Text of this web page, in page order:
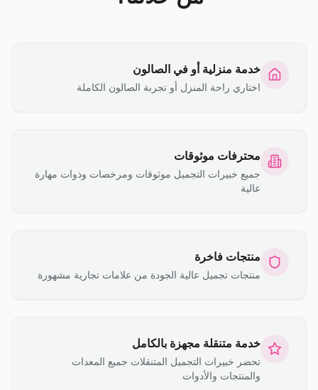
خدمة منزلية أو في الصالون
اختاري راحة المنزل أو تجربة الصالون الكاملة
محترفات موثوقات
جميع خبيرات التجميل موثوقات ومرخصات وذوات مهارة
عالية
منتجات فاخرة
منتجات تجميل عالية الجودة من علامات تجارية مشهورة
خدمة متنقلة مجهزة بالكامل
تحضر خبيرات التجميل المتنقلات جميع المعدات
والمنتجات والأدوات